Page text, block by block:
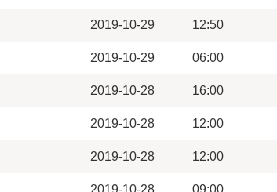
2019-10-29 12:50
2019-10-29 06:00
2019-10-28 16:00
2019-10-28 12:00
2019-10-28 12:00